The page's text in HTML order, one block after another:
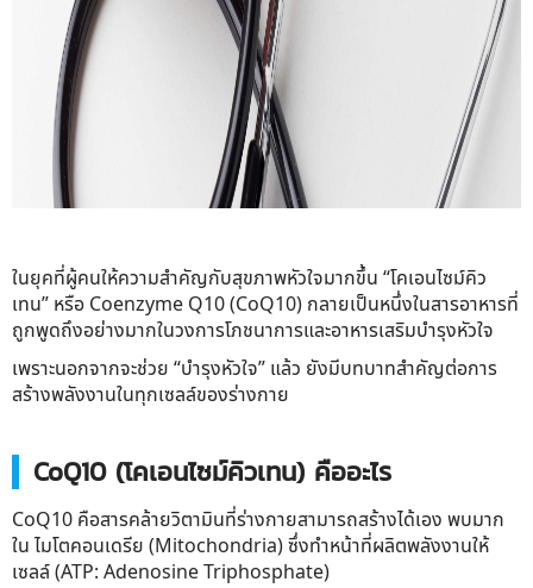
ในยุคที่ผู้คนให้ความสำคัญกับสุขภาพหัวใจมากขึ้น “โคเอนไซม์คิว
เทน” หรือ Coenzyme Q10 (CoQ10) กลายเป็นหนึ่งในสารอาหารที่
ถูกพูดถึงอย่างมากในวงการโภชนาการและอาหารเสริมบำรุงหัวใจ
เพราะนอกจากจะช่วย “บำรุงหัวใจ” แล้ว ยังมีบทบาทสำคัญต่อการ
สร้างพลังงานในทุกเซลล์ของร่างกาย
CoQ10 (โคเอนไซม์คิวเทน) คืออะไร
CoQ10 คือสารคล้ายวิตามินที่ร่างกายสามารถสร้างได้เอง พบมาก
ใน ไมโตคอนเดรีย (Mitochondria) ซึ่งทำหน้าที่ผลิตพลังงานให้
เซลล์ (ATP: Adenosine Triphosphate)